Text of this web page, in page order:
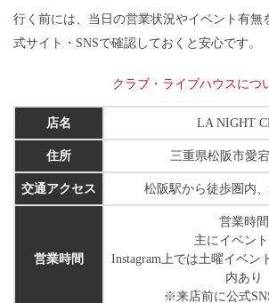
行く前には、当日の営業状況やイベント有無
式サイト・SNSで確認しておくと安心です。
クラブ・ライブハウスにつ
店名 LA NIGHT
住所 三重県松阪市愛
交通アクセス 松阪駅から徒歩圏内
営業時間
営業時間
主にイベン
Instagram上では土曜イベン
内あり
※来店前に公式